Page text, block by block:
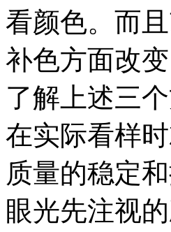
看颜色。而
补色方面改变
了解上述三
在实际看样
质量的稳定和
眼光先注视